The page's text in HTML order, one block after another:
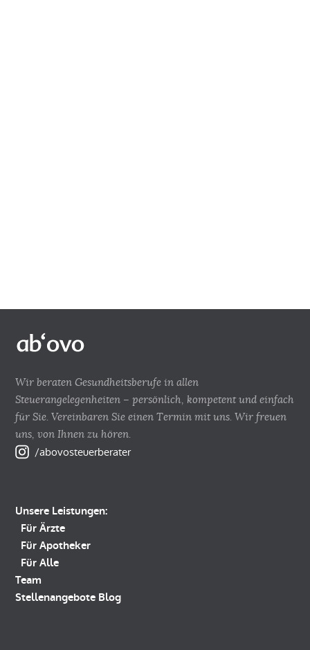
Wir beraten Gesundheitsberufe in allen
Steuerangelegenheiten – persönlich, kompetent und einfach
für Sie. Vereinbaren Sie einen Termin mit uns. Wir freuen
uns, von Ihnen zu hören.
/abovosteuerberater
Unsere Leistungen:
Für Ärzte
Für Apotheker
Für Alle
Team
Stellenangebote Blog